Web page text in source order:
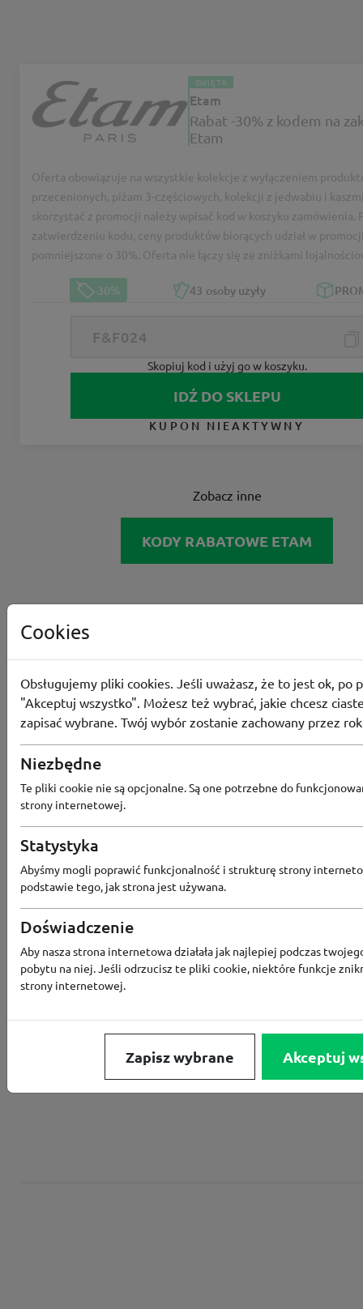
ŚWIĘTA
Etam
Rabat -30% z kodem na
Etam
-30% 43 osoby użyły
Skopiuj kod i użyj go w koszyku.
IDŹ DO SKLEPU
KUPON NIEAKTYWNY
Oferta obowiązuje na wszystkie kolekcje z wyłączeniem
przecenionych, piżam 3-częściowych, kolekcji z jedwabiu i
skorzystać z promocji należy wpisać kod w koszyku zamówienia.
zatwierdzeniu kodu, ceny produktów biorących udział w
pomniejszone o 30%. Oferta nie łączy się ze zniżkami
Zobacz inne
KODY RABATOWE ETAM
Odbierz 200 Converse Coins za
Programu Lojalnościowego
Converse
Cookies
Obsługujemy pliki cookies. Jeśli uważasz, że to jest ok, po
"Akceptuj wszystko". Możesz też wybrać, jakie chcesz
zapisać wybrane. Twój wybór zostanie zachowany przez
Niezbędne
Te pliki cookie nie są opcjonalne. Są one potrzebne do
strony internetowej.
Statystyka
Abyśmy mogli poprawić funkcjonalność i strukturę strony
podstawie tego, jak strona jest używana.
Doświadczenie
Aby nasza strona internetowa działała jak najlepiej podczas
pobytu na niej. Jeśli odrzucisz te pliki cookie, niektóre funkcje
strony internetowej.
Zapisz wybrane Akceptuj